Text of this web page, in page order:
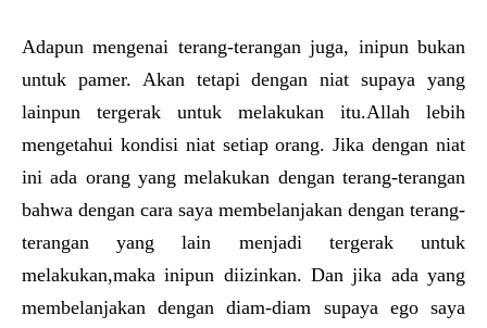
Adapun mengenai terang-terangan juga, inipun bukan
untuk pamer. Akan tetapi dengan niat supaya yang
lainpun tergerak untuk melakukan itu.Allah lebih
mengetahui kondisi niat setiap orang. Jika dengan niat
ini ada orang yang melakukan dengan terang-terangan
bahwa dengan cara saya membelanjakan dengan terang-
terangan yang lain menjadi tergerak untuk
melakukan,maka inipun diizinkan. Dan jika ada yang
membelanjakan dengan diam-diam supaya ego saya